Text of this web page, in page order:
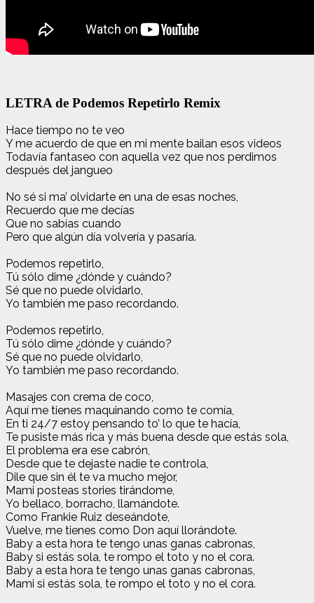
LETRA de Podemos Repetirlo Remix
Hace tiempo no te veo
Y me acuerdo de que en mi mente bailan esos videos
Todavía fantaseo con aquella vez que nos perdimos
después del jangueo
No sé si ma’ olvidarte en una de esas noches,
Recuerdo que me decías
Que no sabías cuando
Pero que algún día volvería y pasaría.
Podemos repetirlo,
Tú sólo dime ¿dónde y cuándo?
Sé que no puede olvidarlo,
Yo también me paso recordando.
Podemos repetirlo,
Tú sólo dime ¿dónde y cuándo?
Sé que no puede olvidarlo,
Yo también me paso recordando.
Masajes con crema de coco,
Aquí me tienes maquinando como te comía,
En ti 24/7 estoy pensando to’ lo que te hacía,
Te pusiste más rica y más buena desde que estás sola,
El problema era ese cabrón,
Desde que te dejaste nadie te controla,
Dile que sin él te va mucho mejor,
Mami posteas stories tirándome,
Yo bellaco, borracho, llamándote.
Como Frankie Ruiz deseándote,
Vuelve, me tienes como Don aquí llorándote.
Baby a esta hora te tengo unas ganas cabronas,
Baby si estás sola, te rompo el toto y no el cora.
Baby a esta hora te tengo unas ganas cabronas,
Mami si estás sola, te rompo el toto y no el cora.